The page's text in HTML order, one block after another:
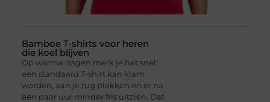
Bamboe T-shirts voor heren
die koel blijven
Op warme dagen merk je het snel:
een standaard T-shirt kan klam
worden, aan je rug plakken en er na
een paar uur minder fris uitzien. Dat